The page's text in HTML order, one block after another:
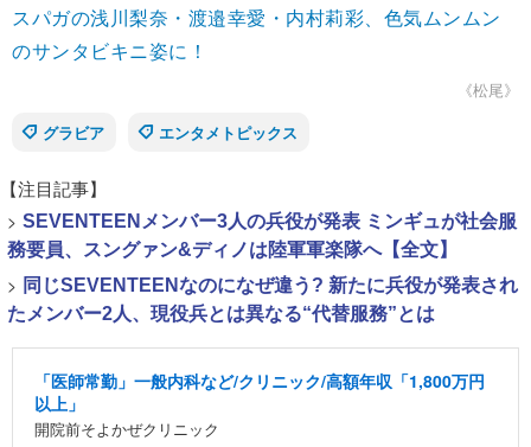
スパガの浅川梨奈・渡邉幸愛・内村莉彩、色気ムンムン
のサンタビキニ姿に！
《松尾》
グラビア
エンタメトピックス
【注目記事】
> SEVENTEENメンバー3人の兵役が発表 ミンギュが社会服
務要員、スングァン&ディノは陸軍軍楽隊へ【全文】
> 同じSEVENTEENなのになぜ違う? 新たに兵役が発表され
たメンバー2人、現役兵とは異なる“代替服務”とは
「医師常勤」一般内科など/クリニック/高額年収「1,800万円
以上」
開院前そよかぜクリニック